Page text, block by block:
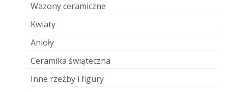
Wazony ceramiczne
Kwiaty
Anioły
Ceramika świąteczna
Inne rzeźby i figury